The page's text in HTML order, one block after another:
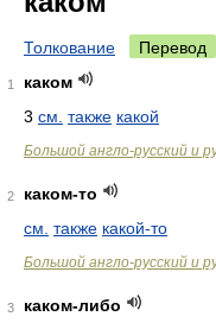
Толкование Перевод
1
каком
3 см. также какой
Большой англо-русский и
2
каком-то
см. также какой-то
Большой англо-русский и
3
каком-либо